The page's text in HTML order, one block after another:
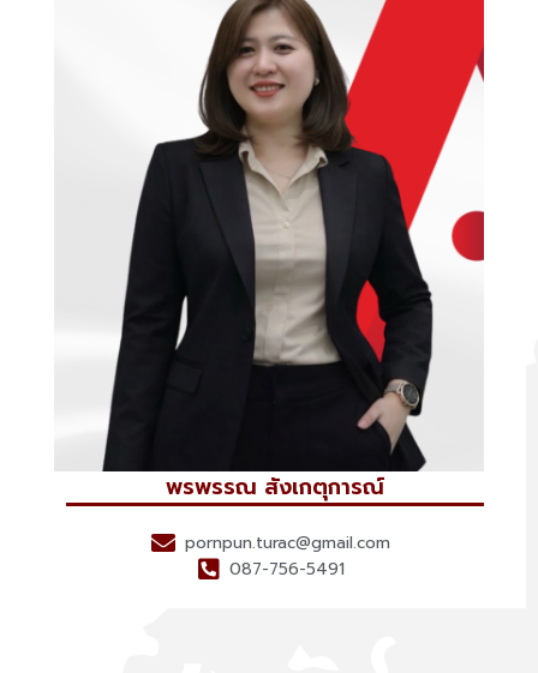
พรพรรณ สังเกตุการณ์
pornpun.turac@gmail.com
087-756-5491